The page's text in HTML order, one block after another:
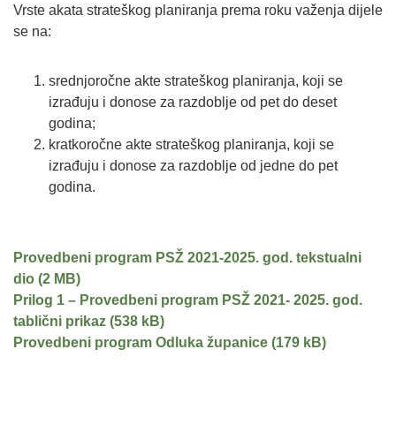
Vrste akata strateškog planiranja prema roku važenja dijele
se na:
srednjoročne akte strateškog planiranja, koji se
izrađuju i donose za razdoblje od pet do deset
godina;
kratkoročne akte strateškog planiranja, koji se
izrađuju i donose za razdoblje od jedne do pet
godina.
Provedbeni program PSŽ 2021-2025. god. tekstualni
dio
Prilog 1 – Provedbeni program PSŽ 2021- 2025. god.
tablični prikaz
Provedbeni program Odluka županice